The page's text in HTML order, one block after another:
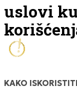
uslovi
KAKO